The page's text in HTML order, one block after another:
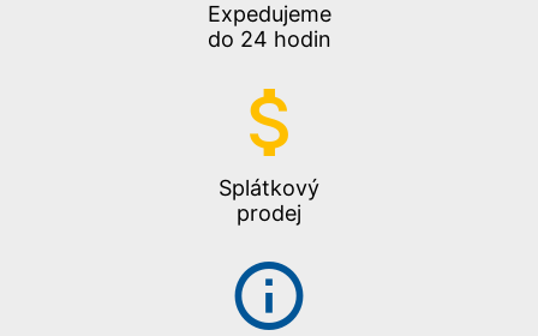
Expedujeme
do 24 hodin
Splátkový
prodej